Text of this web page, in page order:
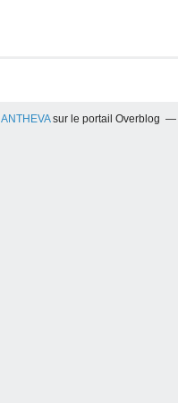
ANTHEVAsur le portail Overblog